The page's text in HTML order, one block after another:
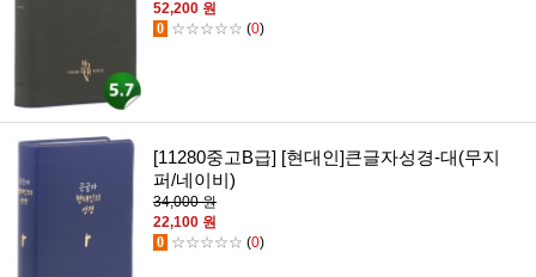
52,200 원
0 ☆☆☆☆☆ (0)
[11280중고B급] [현대인]큰글자성경-대(무지
퍼/네이비)
34,000 원
22,100 원
0 ☆☆☆☆☆ (0)